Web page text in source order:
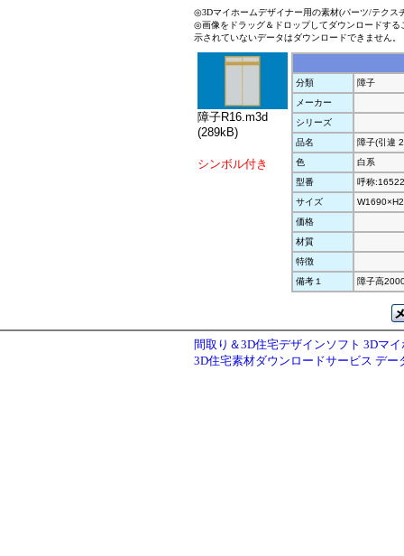
◎3Dマイホームデザイナー用の素材(パーツ/テクス
◎画像をドラッグ＆ドロップしてダウンロードす
示されていないデータはダウンロードできません。
障子R16.m3d
(289kB)
シンボル付き
分類
障子
メーカー
シリーズ
品名
障子(引違
色
白系
型番
呼称:16522
サイズ
価格
材質
特徴
備考１
障子高
間取り＆3D住宅デザインソフト 3Dマ
3D住宅素材ダウンロードサービス デー